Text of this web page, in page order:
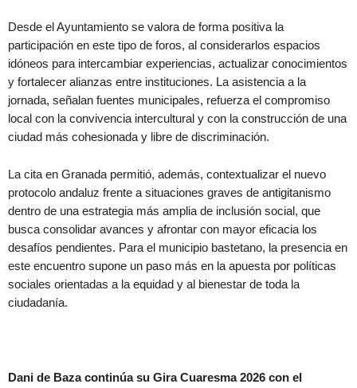
Desde el Ayuntamiento se valora de forma positiva la
participación en este tipo de foros, al considerarlos espacios
idóneos para intercambiar experiencias, actualizar conocimientos
y fortalecer alianzas entre instituciones. La asistencia a la
jornada, señalan fuentes municipales, refuerza el compromiso
local con la convivencia intercultural y con la construcción de una
ciudad más cohesionada y libre de discriminación.
La cita en Granada permitió, además, contextualizar el nuevo
protocolo andaluz frente a situaciones graves de antigitanismo
dentro de una estrategia más amplia de inclusión social, que
busca consolidar avances y afrontar con mayor eficacia los
desafíos pendientes. Para el municipio bastetano, la presencia en
este encuentro supone un paso más en la apuesta por políticas
sociales orientadas a la equidad y al bienestar de toda la
ciudadanía.
Dani de Baza continúa su Gira Cuaresma 2026 con el